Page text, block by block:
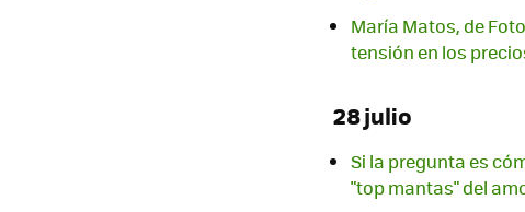
María Matos, de
tensión en los
28 julio
Si la pregunta es
"top mantas" del